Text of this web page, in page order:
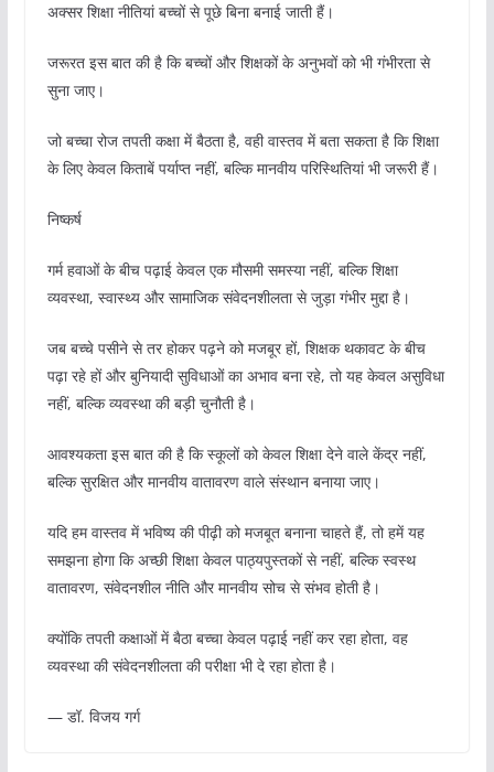
अक्सर शिक्षा नीतियां बच्चों से पूछे बिना बनाई जाती हैं।
जरूरत इस बात की है कि बच्चों और शिक्षकों के अनुभवों को भी गंभीरता से
सुना जाए।
जो बच्चा रोज तपती कक्षा में बैठता है, वही वास्तव में बता सकता है कि शिक्षा
के लिए केवल किताबें पर्याप्त नहीं, बल्कि मानवीय परिस्थितियां भी जरूरी हैं।
निष्कर्ष
गर्म हवाओं के बीच पढ़ाई केवल एक मौसमी समस्या नहीं, बल्कि शिक्षा
व्यवस्था, स्वास्थ्य और सामाजिक संवेदनशीलता से जुड़ा गंभीर मुद्दा है।
जब बच्चे पसीने से तर होकर पढ़ने को मजबूर हों, शिक्षक थकावट के बीच
पढ़ा रहे हों और बुनियादी सुविधाओं का अभाव बना रहे, तो यह केवल असुविधा
नहीं, बल्कि व्यवस्था की बड़ी चुनौती है।
आवश्यकता इस बात की है कि स्कूलों को केवल शिक्षा देने वाले केंद्र नहीं,
बल्कि सुरक्षित और मानवीय वातावरण वाले संस्थान बनाया जाए।
यदि हम वास्तव में भविष्य की पीढ़ी को मजबूत बनाना चाहते हैं, तो हमें यह
समझना होगा कि अच्छी शिक्षा केवल पाठ्यपुस्तकों से नहीं, बल्कि स्वस्थ
वातावरण, संवेदनशील नीति और मानवीय सोच से संभव होती है।
क्योंकि तपती कक्षाओं में बैठा बच्चा केवल पढ़ाई नहीं कर रहा होता, वह
व्यवस्था की संवेदनशीलता की परीक्षा भी दे रहा होता है।
— डॉ. विजय गर्ग